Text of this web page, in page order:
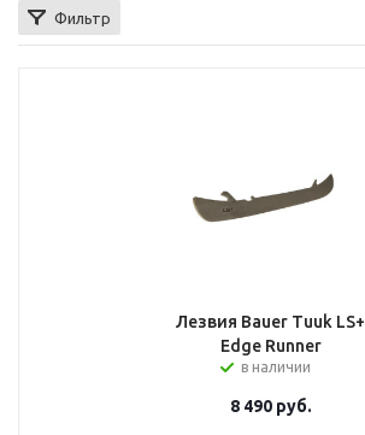
Фильтр
Лезвия Bauer Tuuk LS+
Edge Runner
в наличии
8 490руб.